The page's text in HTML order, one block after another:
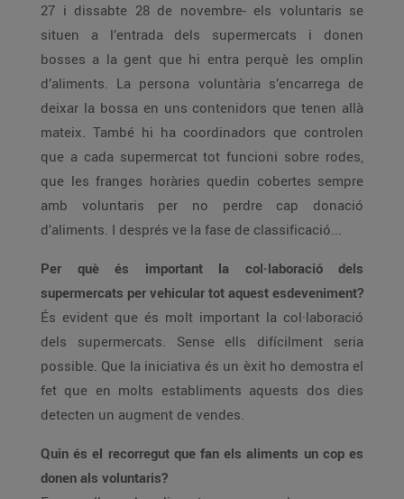
27 i dissabte 28 de novembre- els voluntaris se
situen a l’entrada dels supermercats i donen
bosses a la gent que hi entra perquè les omplin
d’aliments. La persona voluntària s’encarrega de
deixar la bossa en uns contenidors que tenen allà
mateix. També hi ha coordinadors que controlen
que a cada supermercat tot funcioni sobre rodes,
que les franges horàries quedin cobertes sempre
amb voluntaris per no perdre cap donació
d’aliments. I després ve la fase de classificació...
Per què és important la col·laboració dels
supermercats per vehicular tot aquest esdeveniment?
És evident que és molt important la col·laboració
dels supermercats. Sense ells difícilment seria
possible. Que la iniciativa és un èxit ho demostra el
fet que en molts establiments aquests dos dies
detecten un augment de vendes.
Quin és el recorregut que fan els aliments un cop es
donen als voluntaris?